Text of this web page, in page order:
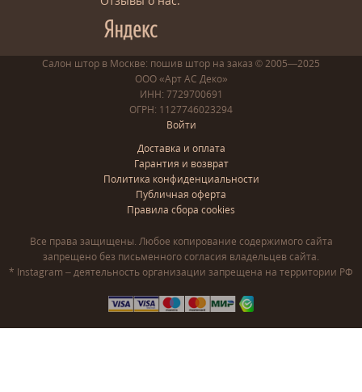
Салон штор в Москве: пошив штор на заказ © 2005—2025
ООО «Арт АС Деко»
ИНН: 7729700691
ОГРН: 1127746023294
Войти
Доставка и оплата
Гарантия и возврат
Политика конфиденциальности
Публичная оферта
Правила сбора cookies
Все права защищены. Любое копирование содержимого сайта
запрещено без письменного согласия владельцев сайта.
* Instagram – деятельность организации запрещена на территории РФ